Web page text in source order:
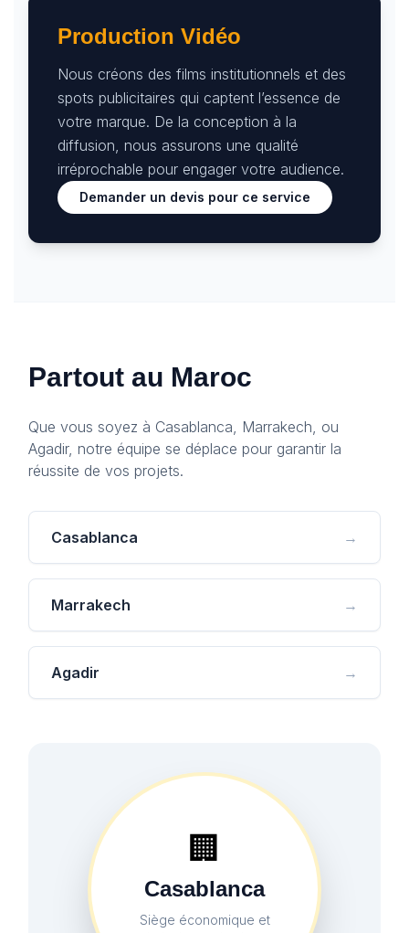
Production Vidéo
Nous créons des films institutionnels et des
spots publicitaires qui captent l’essence de
votre marque. De la conception à la
diffusion, nous assurons une qualité
irréprochable pour engager votre audience.
Demander un devis pour ce service
Partout au Maroc
Que vous soyez à Casablanca, Marrakech, ou
Agadir, notre équipe se déplace pour garantir la
réussite de vos projets.
Casablanca →
Marrakech →
Agadir →
🏢
Casablanca
Siège économique et